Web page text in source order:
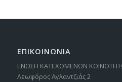
ΕΠΙΚΟΙΝΩΝΙΑ
ΕΝΩΣΗ ΚΑΤΕΧΟΜΕΝΩΝ
Λεωφόρος Αγλαντζιάς 2